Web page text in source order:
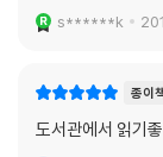
s******k
종이
도서관에서 읽기